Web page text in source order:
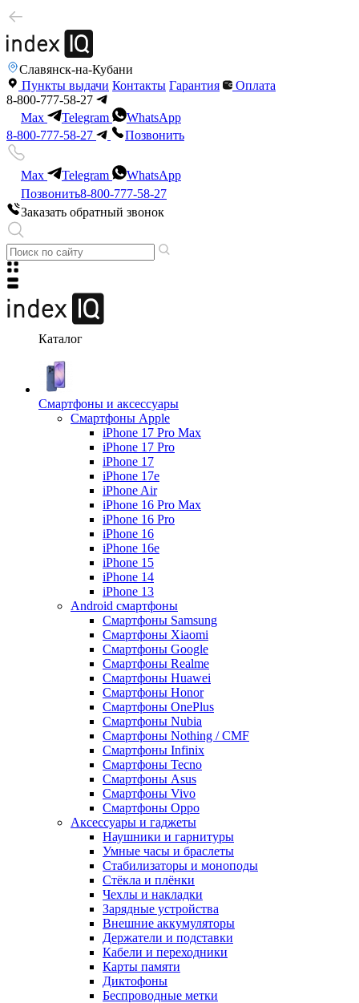
Славянск-на-Кубани
Пункты выдачи Контакты Гарантия
Оплата
8-800-777-58-27
Max
Telegram
WhatsApp
8-800-777-58-27
Позвонить
Max Telegram
WhatsApp
Позвонить8-800-777-58-27
Заказать обратный звонок
Каталог
Смартфоны и аксессуары
Смартфоны Apple
iPhone 17 Pro Max
iPhone 17 Pro
iPhone 17
iPhone 17e
iPhone Air
iPhone 16 Pro Max
iPhone 16 Pro
iPhone 16
iPhone 16e
iPhone 15
iPhone 14
iPhone 13
Android cмартфоны
Смартфоны Samsung
Смартфоны Xiaomi
Смартфоны Google
Смартфоны Realme
Смартфоны Huawei
Смартфоны Honor
Смартфоны OnePlus
Смартфоны Nubia
Смартфоны Nothing / CMF
Смартфоны Infinix
Смартфоны Tecno
Смартфоны Asus
Смартфоны Vivo
Смартфоны Oppo
Аксессуары и гаджеты
Наушники и гарнитуры
Умные часы и браслеты
Стабилизаторы и моноподы
Стёкла и плёнки
Чехлы и накладки
Зарядные устройства
Внешние аккумуляторы
Держатели и подставки
Кабели и переходники
Карты памяти
Диктофоны
Беспроводные метки